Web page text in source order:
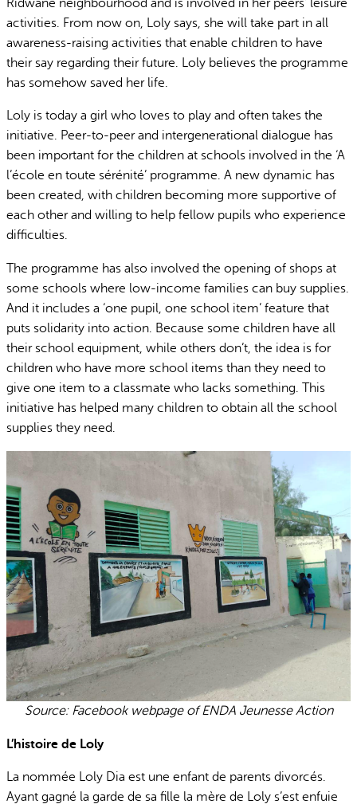
Ridwane neighbourhood and is involved in her peers’ leisure
activities. From now on, Loly says, she will take part in all
awareness-raising activities that enable children to have
their say regarding their future. Loly believes the programme
has somehow saved her life.
Loly is today a girl who loves to play and often takes the
initiative. Peer-to-peer and intergenerational dialogue has
been important for the children at schools involved in the ‘A
l’école en toute sérénité’ programme. A new dynamic has
been created, with children becoming more supportive of
each other and willing to help fellow pupils who experience
difficulties.
The programme has also involved the opening of shops at
some schools where low-income families can buy supplies.
And it includes a ‘one pupil, one school item’ feature that
puts solidarity into action. Because some children have all
their school equipment, while others don’t, the idea is for
children who have more school items than they need to
give one item to a classmate who lacks something. This
initiative has helped many children to obtain all the school
supplies they need.
Source: Facebook webpage of ENDA Jeunesse Action
L’histoire de Loly
La nommée Loly Dia est une enfant de parents divorcés.
Ayant gagné la garde de sa fille la mère de Loly s’est enfuie